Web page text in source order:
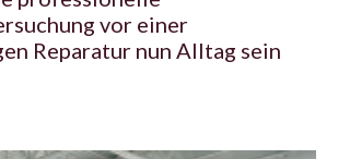
vor einer
Reparatur nun Alltag sein